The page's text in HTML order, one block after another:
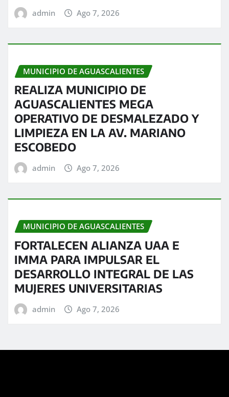
admin Ago 7, 2026
MUNICIPIO DE AGUASCALIENTES
REALIZA MUNICIPIO DE
AGUASCALIENTES MEGA
OPERATIVO DE DESMALEZADO Y
LIMPIEZA EN LA AV. MARIANO
ESCOBEDO
admin Ago 7, 2026
MUNICIPIO DE AGUASCALIENTES
FORTALECEN ALIANZA UAA E
IMMA PARA IMPULSAR EL
DESARROLLO INTEGRAL DE LAS
MUJERES UNIVERSITARIAS
admin Ago 7, 2026